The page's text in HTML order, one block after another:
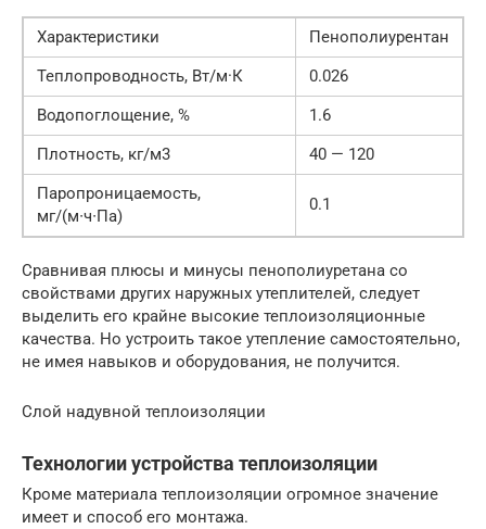
Характеристики
Пенополиурентан
Теплопроводность, Вт/м·К
0.026
Водопоглощение, %
1.6
Плотность, кг/м3
40 — 120
Паропроницаемость,
мг/(м∙ч∙Па)
0.1
Сравнивая плюсы и минусы пенополиуретана со
свойствами других наружных утеплителей, следует
выделить его крайне высокие теплоизоляционные
качества. Но устроить такое утепление самостоятельно,
не имея навыков и оборудования, не получится.
Слой надувной теплоизоляции
Технологии устройства теплоизоляции
Кроме материала теплоизоляции огромное значение
имеет и способ его монтажа.